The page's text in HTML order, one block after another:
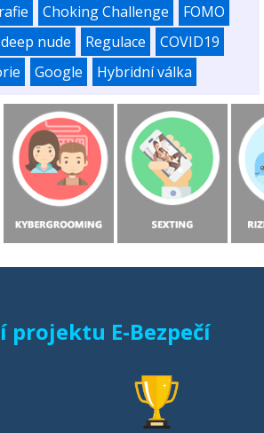
Choking Challenge
FOMO
deep nude Regulace
COVID19
Google Hybridní válka
projektu E-Bezpečí